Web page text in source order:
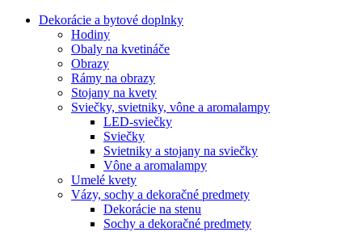
Dekorácie a bytové doplnky
Hodiny
Obaly na kvetináče
Obrazy
Rámy na obrazy
Stojany na kvety
Sviečky, svietniky, vône a aromalampy
LED-sviečky
Sviečky
Svietniky a stojany na sviečky
Vône a aromalampy
Umelé kvety
Vázy, sochy a dekoračné predmety
Dekorácie na stenu
Sochy a dekoračné predmety